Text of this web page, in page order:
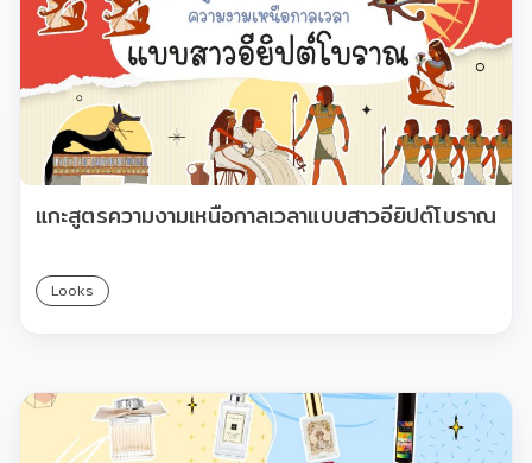
แกะสูตรความงามเหนือกาลเวลาแบบสาวอียิปต์โบราณ
Looks